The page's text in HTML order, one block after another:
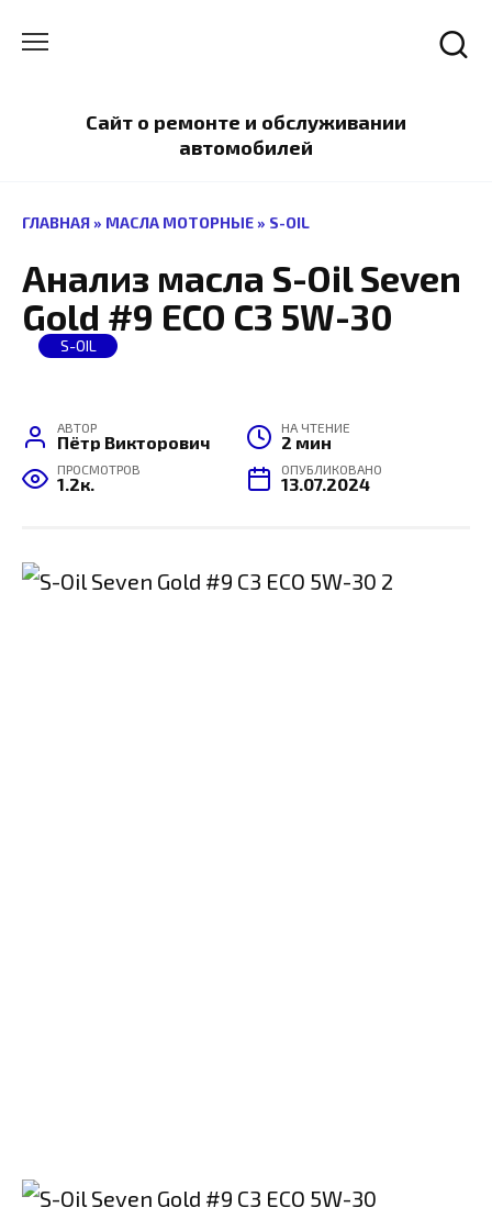
содержанию
Сайт о ремонте и обслуживании
автомобилей
ГЛАВНАЯ » МАСЛА МОТОРНЫЕ » S-OIL
Анализ масла S-Oil Seven
Gold #9 ECO C3 5W-30
S-OIL
АВТОР
Пётр Викторович
НА ЧТЕНИЕ
2 мин
ПРОСМОТРОВ
1.2к.
ОПУБЛИКОВАНО
13.07.2024